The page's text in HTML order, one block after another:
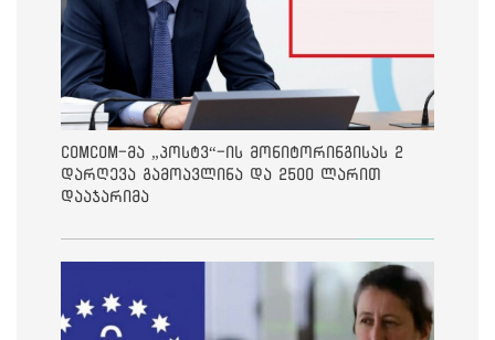
ComCom-მა „პოსტვ“-ის მონიტორინგისას 2
დარღევა გამოავლინა და 2500 ლარით
დააჯარიმა